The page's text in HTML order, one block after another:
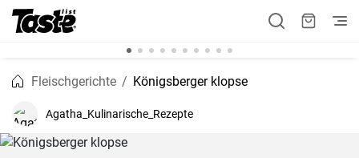
Fleischgerichte Königsberger klopse
Agatha_Kulinarische_Rezepte